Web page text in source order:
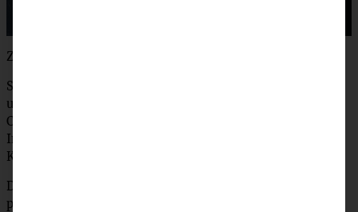
Zubereitung
Süßkartoffeln schälen, würfeln und mit der geschälten
und klein gewürfelten Schalotte in Butter andünsten.
Cayennepfeffer darüber streuen, ein wenig geriebenen
Ingwer zufügen, Brühe und Orangensaft angießen und die
Kartoffeln schön weich kochen.
Die Sahne zufügen und alles mit dem Pürierstab fein
pürieren. Nochmals aufkochen und mit Salz und Pfeffer